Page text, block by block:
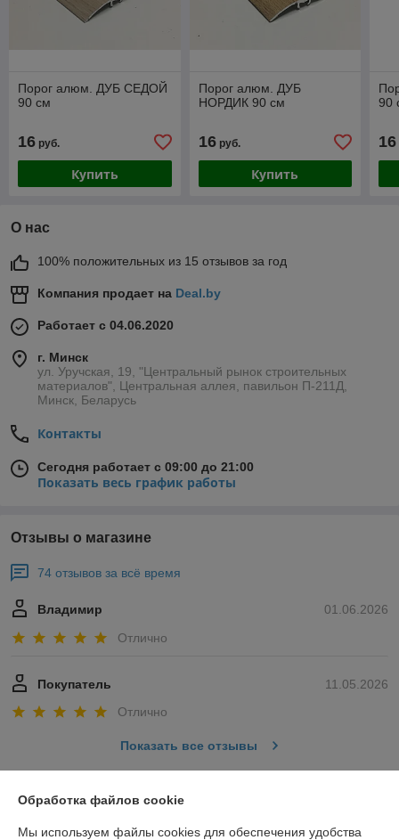
Порог алюм. ДУБ СЕДОЙ
90 см
16 руб.
Купить
Порог алюм. ДУБ
НОРДИК 90 см
16руб.
Купить
90
16
О нас
100% положительных из 15 отзывов за год
Компания продает на Deal.by
Работает с 04.06.2020
г. Минск
ул. Уручская, 19, "Центральный рынок строительных
материалов", Центральная аллея, павильон П-211Д,
Минск, Беларусь
Контакты
Сегодня работает с 09:00 до 21:00
Показать весь график работы
Отзывы о магазине
74 отзывов за всё время
01.06.2026
Владимир
Отлично
11.05.2026
Покупатель
Отлично
Показать все отзывы
О нас
Обработка файлов cookie
Мы используем файлы cookies для обеспечения удобства